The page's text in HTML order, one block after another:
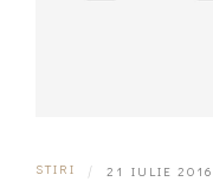
STIRI | 21 IULIE 2016